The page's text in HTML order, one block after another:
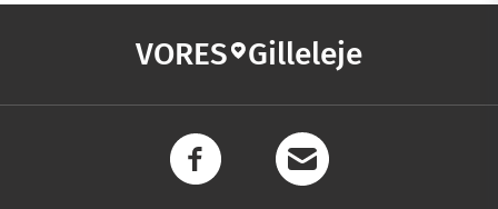
VORES Gilleleje